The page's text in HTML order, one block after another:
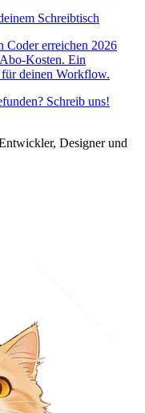
Schreibtisch
erreichen 2026
Kosten. Ein
deinen Workflow.
Schreib uns!
Designer und